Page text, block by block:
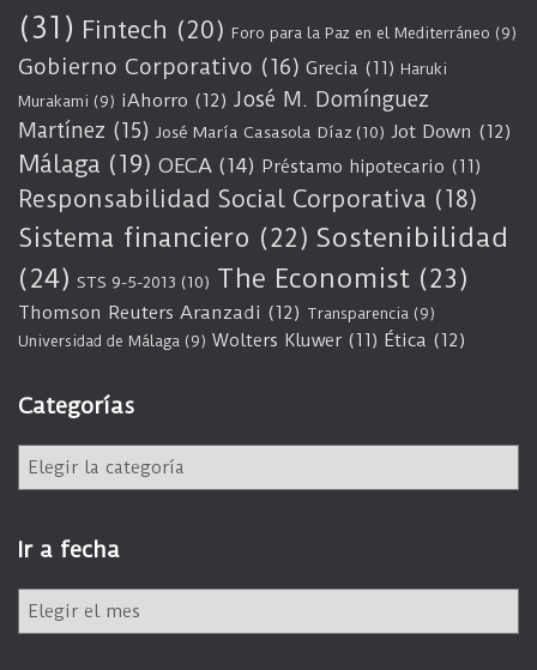
(31) Fintech (20) Foro para la Paz en el Mediterráneo (9)
Gobierno Corporativo (16) Grecia (11) Haruki
Murakami (9) iAhorro (12) José M. Domínguez
Martínez (15) José María Casasola Díaz (10) Jot Down (12)
Málaga (19) OECA (14) Préstamo hipotecario (11)
Responsabilidad Social Corporativa (18)
Sistema financiero (22) Sostenibilidad
(24) STS 9-5-2013 (10) The Economist (23)
Thomson Reuters Aranzadi (12) Transparencia (9)
Universidad de Málaga (9) Wolters Kluwer (11) Ética (12)
Categorías
e
g
o
í
Ir a fecha